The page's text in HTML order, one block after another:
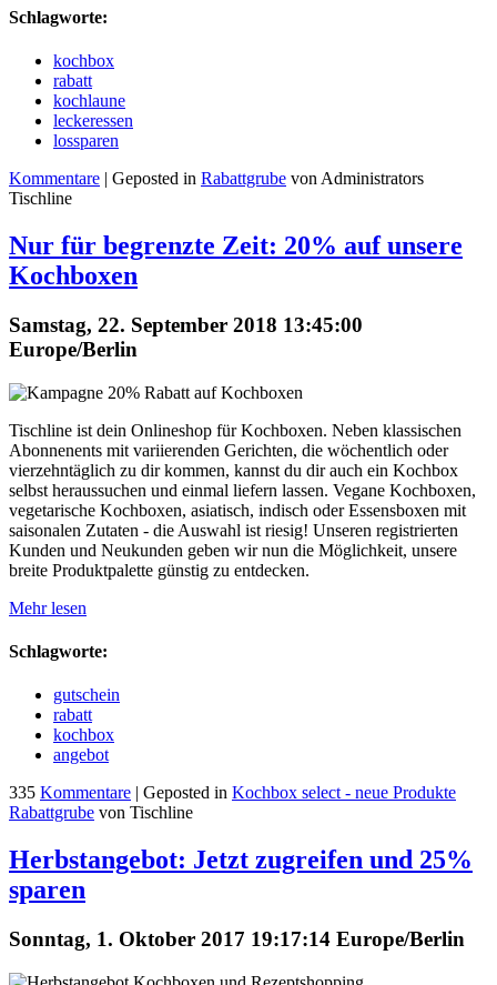
Schlagworte:
kochbox
rabatt
kochlaune
leckeressen
lossparen
Kommentare | Geposted in Rabattgrube von Administrators
Tischline
Nur für begrenzte Zeit: 20% auf unsere
Kochboxen
Samstag, 22. September 2018 13:45:00
Europe/Berlin
Tischline ist dein Onlineshop für Kochboxen. Neben klassischen
Abonnenents mit variierenden Gerichten, die wöchentlich oder
vierzehntäglich zu dir kommen, kannst du dir auch ein Kochbox
selbst heraussuchen und einmal liefern lassen. Vegane Kochboxen,
vegetarische Kochboxen, asiatisch, indisch oder Essensboxen mit
saisonalen Zutaten - die Auswahl ist riesig! Unseren registrierten
Kunden und Neukunden geben wir nun die Möglichkeit, unsere
breite Produktpalette günstig zu entdecken.
Mehr lesen
Schlagworte:
gutschein
rabatt
kochbox
angebot
335 Kommentare | Geposted in Kochbox select - neue Produkte
Rabattgrube von Tischline
Herbstangebot: Jetzt zugreifen und 25%
sparen
Sonntag, 1. Oktober 2017 19:17:14 Europe/Berlin